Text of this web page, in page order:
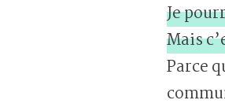
Je
Mais
Parce